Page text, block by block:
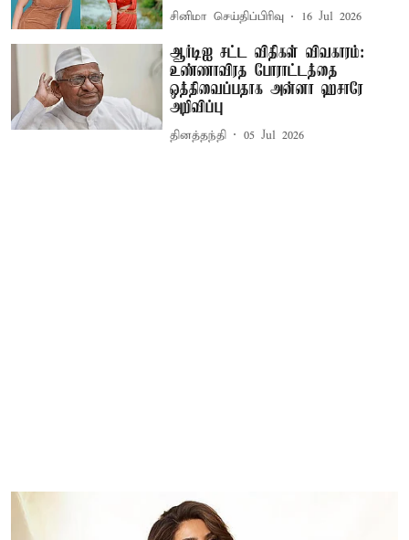
சினிமா செய்திப்பிரிவு 16 Jul 2026
ஆர்டிஐ சட்ட விதிகள் விவகாரம்:
உண்ணாவிரத போராட்டத்தை
ஒத்திவைப்பதாக அன்னா ஹசாரே
அறிவிப்பு
தினத்தந்தி 05 Jul 2026